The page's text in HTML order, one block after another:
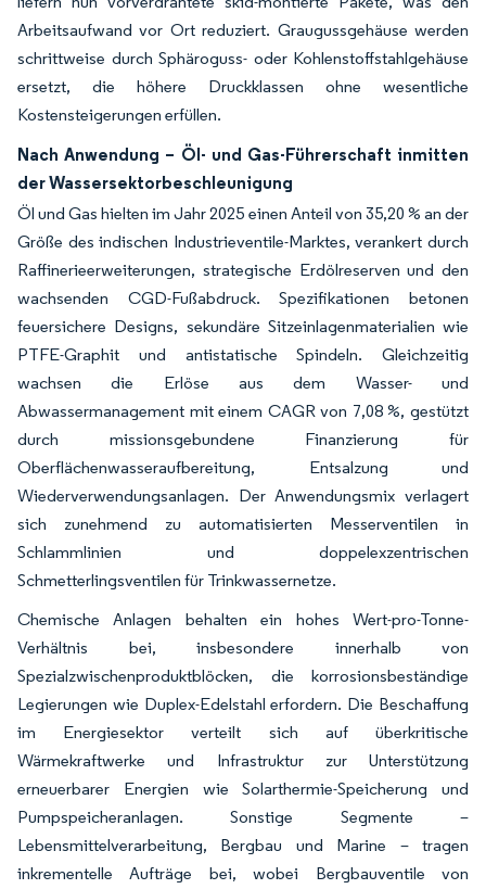
Arbeitsaufwand vor Ort reduziert. Graugussgehäuse werden
schrittweise durch Sphäroguss- oder Kohlenstoffstahlgehäuse
ersetzt, die höhere Druckklassen ohne wesentliche
Kostensteigerungen erfüllen.
Nach Anwendung – Öl- und Gas-Führerschaft inmitten
der Wassersektorbeschleunigung
Öl und Gas hielten im Jahr 2025 einen Anteil von 35,20 % an der
Größe des indischen Industrieventile-Marktes, verankert durch
Raffinerieerweiterungen, strategische Erdölreserven und den
wachsenden CGD-Fußabdruck. Spezifikationen betonen
feuersichere Designs, sekundäre Sitzeinlagenmaterialien wie
PTFE-Graphit und antistatische Spindeln. Gleichzeitig
wachsen die Erlöse aus dem Wasser- und
Abwassermanagement mit einem CAGR von 7,08 %, gestützt
durch missionsgebundene Finanzierung für
Oberflächenwasseraufbereitung, Entsalzung und
Wiederverwendungsanlagen. Der Anwendungsmix verlagert
sich zunehmend zu automatisierten Messerventilen in
Schlammlinien und doppelexzentrischen
Schmetterlingsventilen für Trinkwassernetze.
Chemische Anlagen behalten ein hohes Wert-pro-Tonne-
Verhältnis bei, insbesondere innerhalb von
Spezialzwischenproduktblöcken, die korrosionsbeständige
Legierungen wie Duplex-Edelstahl erfordern. Die Beschaffung
im Energiesektor verteilt sich auf überkritische
Wärmekraftwerke und Infrastruktur zur Unterstützung
erneuerbarer Energien wie Solarthermie-Speicherung und
Pumpspeicheranlagen. Sonstige Segmente –
Lebensmittelverarbeitung, Bergbau und Marine – tragen
inkrementelle Aufträge bei, wobei Bergbauventile von